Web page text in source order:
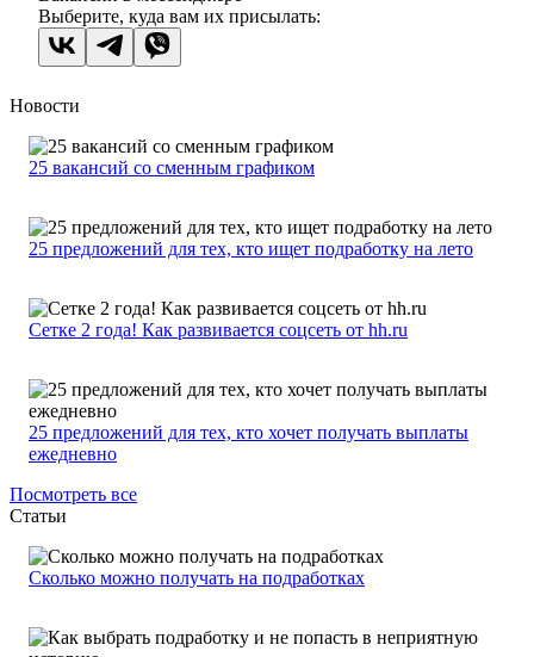
Выберите, куда вам их присылать:
Новости
25 вакансий со сменным графиком
25 предложений для тех, кто ищет подработку на лето
Сетке 2 года! Как развивается соцсеть от hh.ru
25 предложений для тех, кто хочет получать выплаты
ежедневно
Посмотреть все
Статьи
Сколько можно получать на подработках